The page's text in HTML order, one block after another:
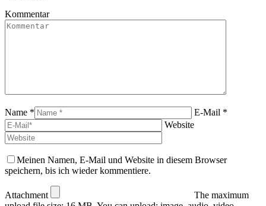
Kommentar
Name *
E-Mail *
Website
Meinen Namen, E-Mail und Website in diesem Browser
speichern, bis ich wieder kommentiere.
Attachment
The maximum